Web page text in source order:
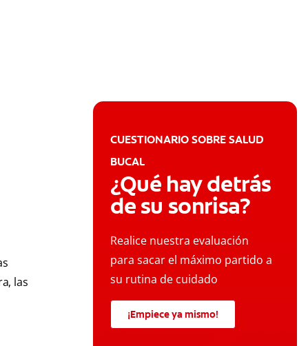
las
CUESTIONARIO SOBRE SALUD
BUCAL
¿Qué hay detrás
de su sonrisa?
Realice nuestra evaluación
para sacar el máximo partido a
su rutina de cuidado
¡Empiece ya mismo!